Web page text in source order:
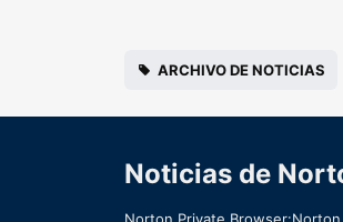
ARCHIVO DE NOTICIAS
Noticias de